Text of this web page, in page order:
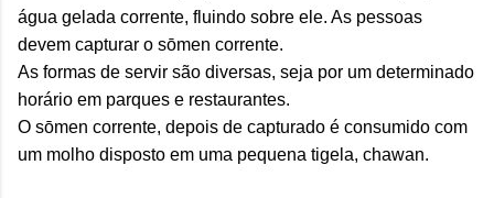
água gelada corrente, fluindo sobre ele. As pessoas
devem capturar o sōmen corrente.
As formas de servir são diversas, seja por um determinado
horário em parques e restaurantes.
O sōmen corrente, depois de capturado é consumido com
um molho disposto em uma pequena tigela, chawan.